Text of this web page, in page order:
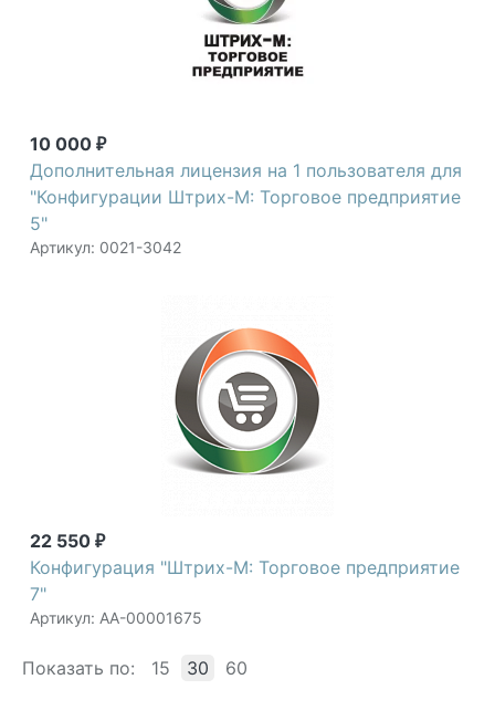
10 000 ₽
Дополнительная лицензия на 1 пользователя для
"Конфигурации Штрих-М: Торговое предприятие
5"
Артикул: 0021-3042
22 550 ₽
Конфигурация "Штрих-М: Торговое предприятие
7"
Артикул: АА-00001675
Показать по: 15 30 60